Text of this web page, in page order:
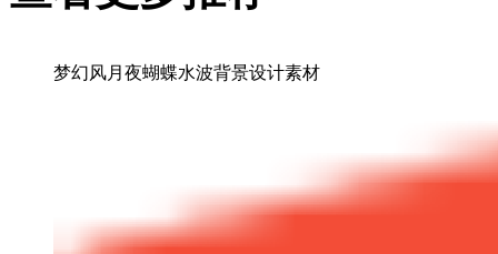
梦幻风月夜蝴蝶水波背景设计素材